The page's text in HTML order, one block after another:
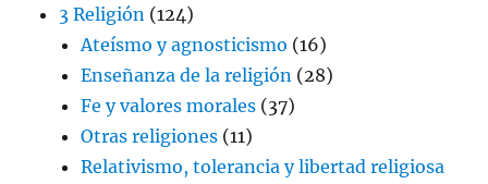
3 Religión (124)
Ateísmo y agnosticismo (16)
Enseñanza de la religión (28)
Fe y valores morales (37)
Otras religiones (11)
Relativismo, tolerancia y libertad religiosa